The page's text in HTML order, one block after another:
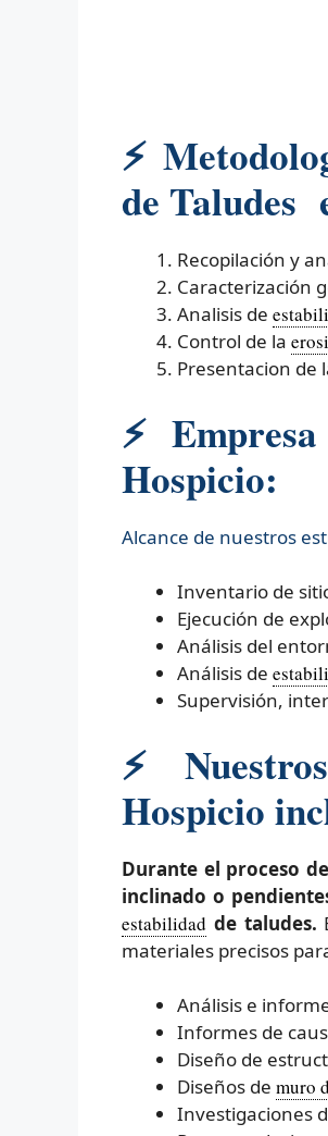
⚡
de Taludes
Recopilación y
Caracterización
Analisis de
Control de la
Presentacion de
⚡
Hospicio:
Alcance de nuestros
Inventario de
Ejecución de
Análisis del
Análisis de
Supervisión,
⚡
Hospicio
Durante el proceso
inclinado o
estabilidad de taludes.
materiales precisos
Análisis e
Informes de
Diseño de
Diseños de muro
Investigaciones